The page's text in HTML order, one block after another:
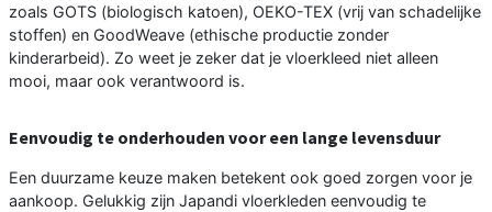
zoals GOTS (biologisch katoen), OEKO-TEX (vrij van schadelijke
stoffen) en GoodWeave (ethische productie zonder
kinderarbeid). Zo weet je zeker dat je vloerkleed niet alleen
mooi, maar ook verantwoord is.
Eenvoudig te onderhouden voor een lange levensduur
Een duurzame keuze maken betekent ook goed zorgen voor je
aankoop. Gelukkig zijn Japandi vloerkleden eenvoudig te